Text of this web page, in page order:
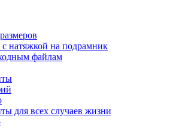
c натяжкой на подрамник
файлам
для всех случаев жизни